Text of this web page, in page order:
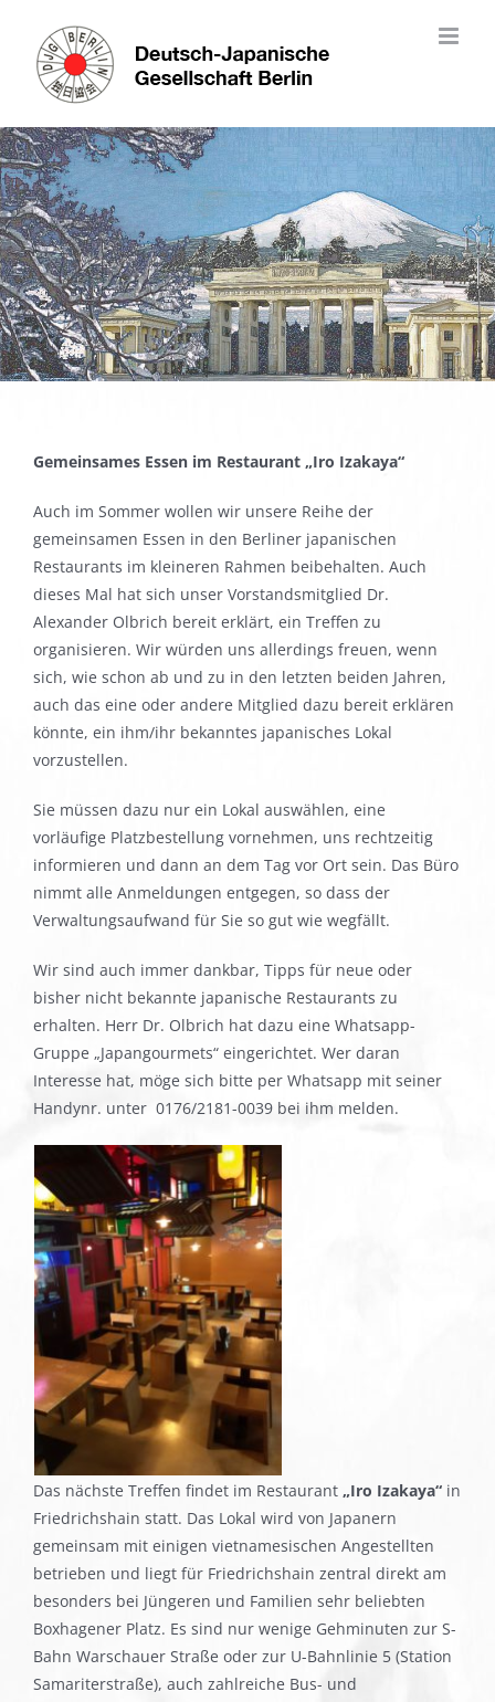
content
Gemeinsames Essen im Restaurant „Iro Izakaya“
Auch im Sommer wollen wir unsere Reihe der
gemeinsamen Essen in den Berliner japanischen
Restaurants im kleineren Rahmen beibehalten. Auch
dieses Mal hat sich unser Vorstandsmitglied Dr.
Alexander Olbrich bereit erklärt, ein Treffen zu
organisieren. Wir würden uns allerdings freuen, wenn
sich, wie schon ab und zu in den letzten beiden Jahren,
auch das eine oder andere Mitglied dazu bereit erklären
könnte, ein ihm/ihr bekanntes japanisches Lokal
vorzustellen.
Sie müssen dazu nur ein Lokal auswählen, eine
vorläufige Platzbestellung vornehmen, uns rechtzeitig
informieren und dann an dem Tag vor Ort sein. Das Büro
nimmt alle Anmeldungen entgegen, so dass der
Verwaltungsaufwand für Sie so gut wie wegfällt.
Wir sind auch immer dankbar, Tipps für neue oder
bisher nicht bekannte japanische Restaurants zu
erhalten. Herr Dr. Olbrich hat dazu eine Whatsapp-
Gruppe „Japangourmets“ eingerichtet. Wer daran
Interesse hat, möge sich bitte per Whatsapp mit seiner
Handynr. unter 0176/2181-0039 bei ihm melden.
Das nächste Treffen findet im Restaurant „Iro Izakaya“ in
Friedrichshain statt. Das Lokal wird von Japanern
gemeinsam mit einigen vietnamesischen Angestellten
betrieben und liegt für Friedrichshain zentral direkt am
besonders bei Jüngeren und Familien sehr beliebten
Boxhagener Platz. Es sind nur wenige Gehminuten zur S-
Bahn Warschauer Straße oder zur U-Bahnlinie 5 (Station
Samariterstraße), auch zahlreiche Bus- und